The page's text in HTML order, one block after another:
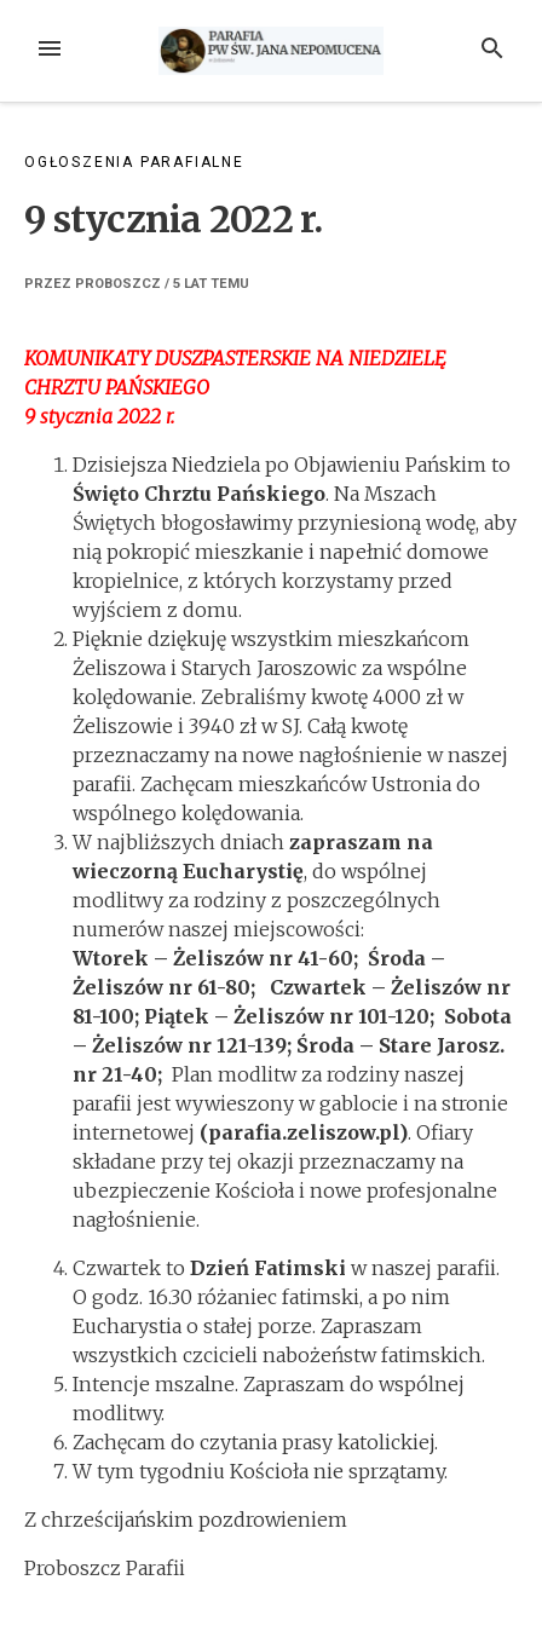
MENU SZUKAJ
OGŁOSZENIA PARAFIALNE
9 stycznia 2022 r.
PRZEZ PROBOSZCZ / 5 LAT TEMU
KOMUNIKATY DUSZPASTERSKIE NA NIEDZIELĘ
CHRZTU PAŃSKIEGO
9 stycznia 2022 r.
Dzisiejsza Niedziela po Objawieniu Pańskim to
Święto Chrztu Pańskiego. Na Mszach
Świętych błogosławimy przyniesioną wodę, aby
nią pokropić mieszkanie i napełnić domowe
kropielnice, z których korzystamy przed
wyjściem z domu.
Pięknie dziękuję wszystkim mieszkańcom
Żeliszowa i Starych Jaroszowic za wspólne
kolędowanie. Zebraliśmy kwotę 4000 zł w
Żeliszowie i 3940 zł w SJ. Całą kwotę
przeznaczamy na nowe nagłośnienie w naszej
parafii. Zachęcam mieszkańców Ustronia do
wspólnego kolędowania.
W najbliższych dniach zapraszam na
wieczorną Eucharystię, do wspólnej
modlitwy za rodziny z poszczególnych
numerów naszej miejscowości:
Wtorek – Żeliszów nr 41-60; Środa –
Żeliszów nr 61-80; Czwartek – Żeliszów nr
81-100; Piątek – Żeliszów nr 101-120; Sobota
– Żeliszów nr 121-139; Środa – Stare Jarosz.
nr 21-40; Plan modlitw za rodziny naszej
parafii jest wywieszony w gablocie i na stronie
internetowej (parafia.zeliszow.pl). Ofiary
składane przy tej okazji przeznaczamy na
ubezpieczenie Kościoła i nowe profesjonalne
nagłośnienie.
Czwartek to Dzień Fatimski w naszej parafii.
O godz. 16.30 różaniec fatimski, a po nim
Eucharystia o stałej porze. Zapraszam
wszystkich czcicieli nabożeństw fatimskich.
Intencje mszalne. Zapraszam do wspólnej
modlitwy.
Zachęcam do czytania prasy katolickiej.
W tym tygodniu Kościoła nie sprzątamy.
Z chrześcijańskim pozdrowieniem
Proboszcz Parafii